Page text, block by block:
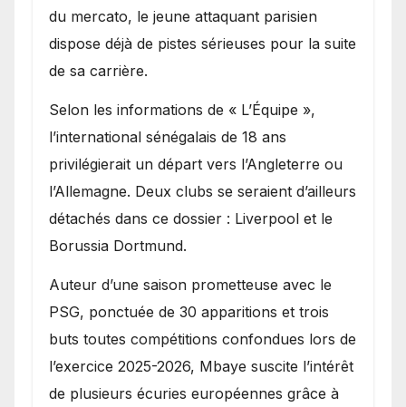
du mercato, le jeune attaquant parisien
dispose déjà de pistes sérieuses pour la suite
de sa carrière.
Selon les informations de « L’Équipe »,
l’international sénégalais de 18 ans
privilégierait un départ vers l’Angleterre ou
l’Allemagne. Deux clubs se seraient d’ailleurs
détachés dans ce dossier : Liverpool et le
Borussia Dortmund.
Auteur d’une saison prometteuse avec le
PSG, ponctuée de 30 apparitions et trois
buts toutes compétitions confondues lors de
l’exercice 2025-2026, Mbaye suscite l’intérêt
de plusieurs écuries européennes grâce à